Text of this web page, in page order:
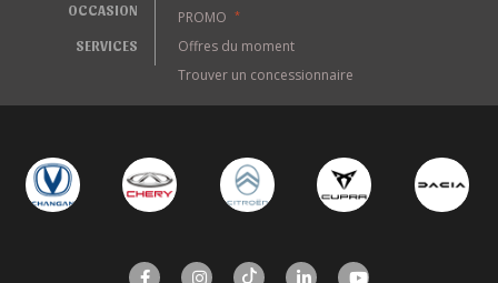
OCCASION
SERVICES
PROMO
*
Offres du moment
Trouver un concessionnaire